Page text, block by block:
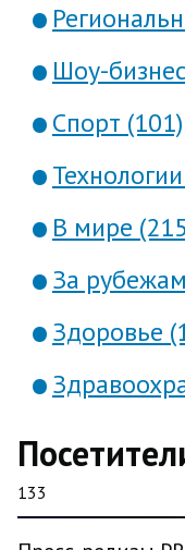
Шоу-
Спорт (101)
В мире
За
Здоровье
133